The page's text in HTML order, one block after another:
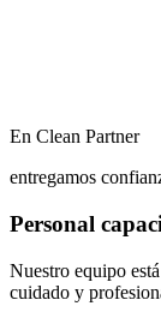
En Clean Partner
entregamos
Personal
Nuestro equipo
cuidado y